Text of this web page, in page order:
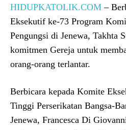
HIDUPKATOLIK.COM –
Eksekutif ke-73 Program
Pengungsi di Jenewa, Takhta
komitmen Gereja untuk
orang-orang terlantar.
Berbicara kepada Komite
Tinggi Perserikatan Bangsa-
Jenewa, Francesca Di